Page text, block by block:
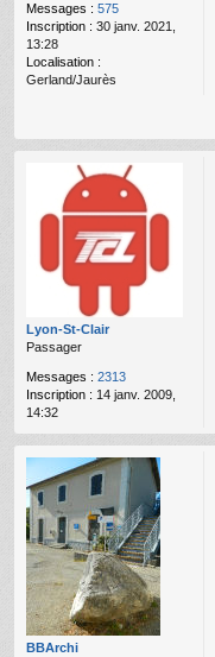
Messages : 575
Inscription : 30 janv. 2021,
13:28
Localisation :
Gerland/Jaurès
Lyon-St-Clair
Passager
Messages : 2313
Inscription : 14 janv. 2009,
14:32
BBArchi